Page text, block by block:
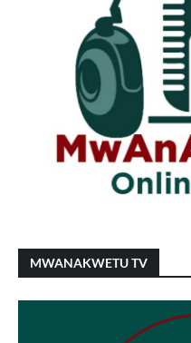
MWANAKWETU TV